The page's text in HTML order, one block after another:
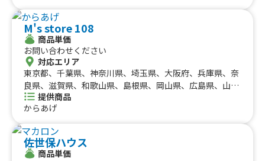
M's store 108
商品単価
お問い合わせください
対応エリア
東京都、千葉県、神奈川県、埼玉県、大阪府、兵庫県、奈
良県、滋賀県、和歌山県、島根県、岡山県、広島県、山口
県、徳島県、香川県、愛媛県、京都府、愛知県、静岡県、
三重県、岐阜県、鳥取県、高知県、福岡県、長崎県、熊本
提供商品
からあげ
佐世保ハウス
商品単価